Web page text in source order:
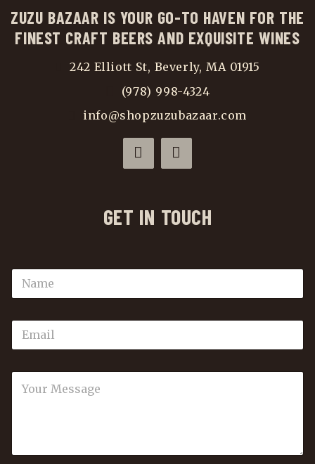
ZUZU BAZAAR IS YOUR GO-TO HAVEN FOR THE
FINEST CRAFT BEERS AND EXQUISITE WINES
242 Elliott St, Beverly, MA 01915
(978) 998-4324
info@shopzuzubazaar.com
GET IN TOUCH